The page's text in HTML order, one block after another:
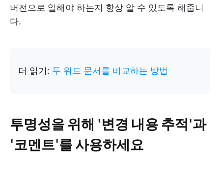
버전으로 일해야 하는지 항상 알 수 있도록 해줍니
다.
더 읽기: 두 워드 문서를 비교하는 방법
투명성을 위해 '변경 내용 추적'과
'코멘트'를 사용하세요